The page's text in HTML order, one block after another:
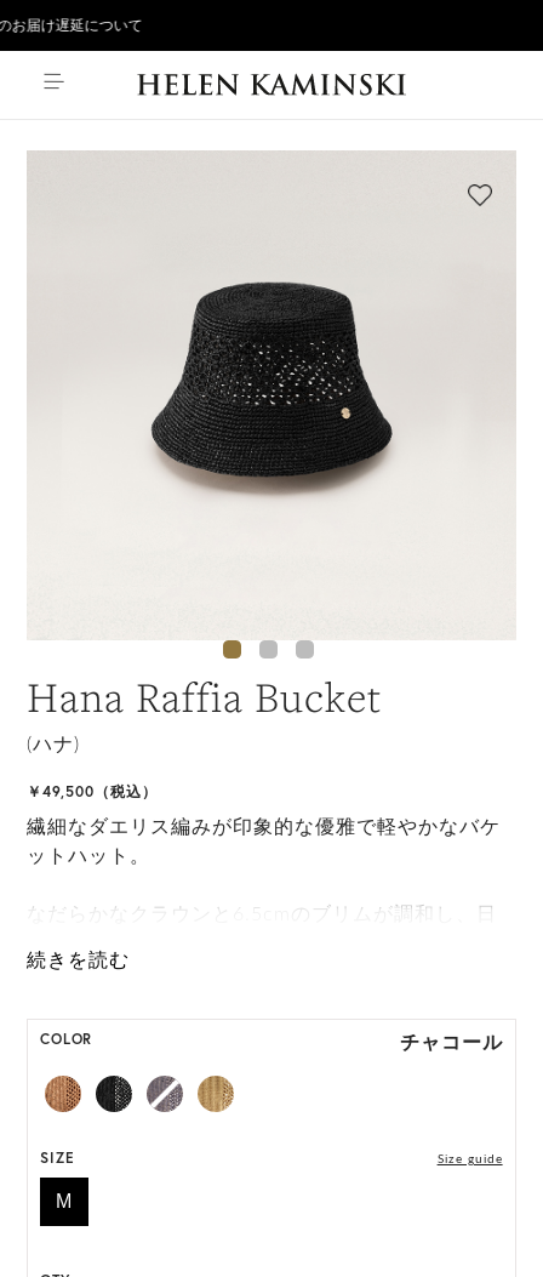
届け遅延について
Hana Raffia Bucket
(ハナ)
￥49,500（税込）
繊細なダエリス編みが印象的な優雅で軽やかなバケ
ットハット。
なだらかなクラウンと6.5cmのブリムが調和し、日
ます。
ONE SIZE展開の商品:ONE SIZE 57.5cm
*天然素材を用いたハンドメイドのため、サイズ・色
HAT BOX に収納できない商品です。
COLOR チャコール
SIZE Size guide
M